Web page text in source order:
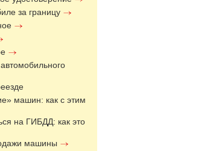
за границу
машин: как с этим
на ГИБДД: как это
машины